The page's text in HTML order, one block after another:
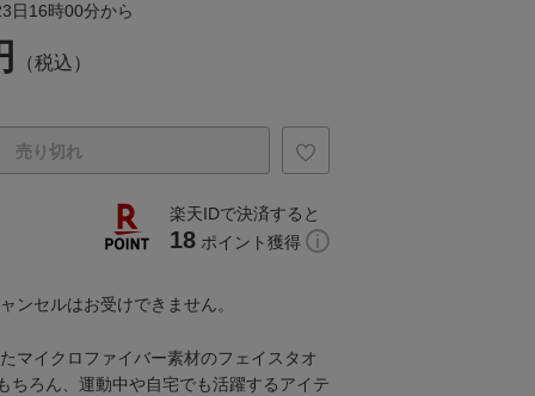
日16時00分から
（税込）
売り切れ
楽天IDで決済すると
18 ポイント獲得
ンセルはお受けできません。
マイクロファイバー素材のフェイスタオ
ちろん、運動中や自宅でも活躍するアイテ